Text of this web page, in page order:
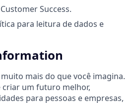
Success.
para leitura de dados e
muito mais do que você imagina.
um futuro melhor,
para pessoas e empresas,